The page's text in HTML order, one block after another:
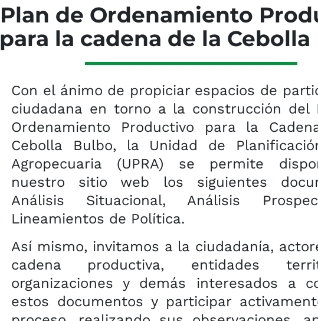
Plan de Ordenamiento
para la cad​​​​ena de la
Con el ánimo de propiciar espacios de
ciudadana en torno a la construcción del
Ordenamiento Productivo para la
Cebolla Bulbo, la Unidad de
Agropecuaria (UPRA) se permite
nuestro sitio web los siguientes
Análisis Situacional, Análisis
Lineamientos de Política.
Así mismo, invitamos a la ciudadanía,
cadena productiva, entidades
organizaciones y demás interesados a
estos documentos y participar